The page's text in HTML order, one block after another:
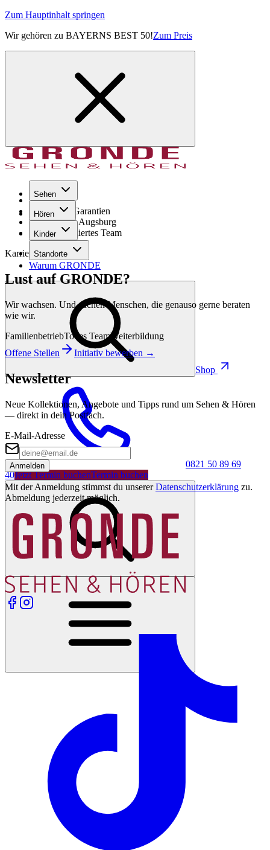
Zum Hauptinhalt springen
Wir gehören zu BAYERNS BEST 50!Zum Preis
Sehen
Hören
Kinder
Standorte
Warum GRONDE
Shop
0821 50 89 69
40Jetzt Termin buchenTermin buchen
Seit 1971
GRONDE Garantien
8× im Raum Augsburg
Hochqualifiziertes Team
Karriere
Lust auf GRONDE?
Wir wachsen. Und suchen Menschen, die genauso gerne beraten
wie wir.
FamilienbetriebTolles TeamWeiterbildung
Offene Stellen
Initiativ bewerben →
Newsletter
Neue Kollektionen, Angebote und Tipps rund um Sehen & Hören
— direkt in dein Postfach.
E-Mail-Adresse
Anmelden
Mit der Anmeldung stimmst du unserer Datenschutzerklärung zu.
Abmeldung jederzeit möglich.